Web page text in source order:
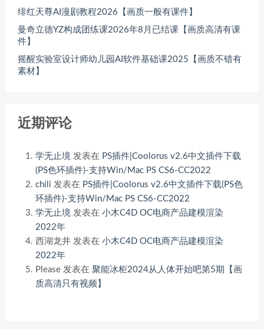
绯红天尊AI漫剧教程2026【画质一般有课件】
曼奇立德YZ构成团练课2026年8月已结课【画质高清有课
件】
摇醒实验室设计师幼儿园AI软件基础课2025【画质不错有
素材】
近期评论
学无止境 发表在 PS插件|Coolorus v2.6中文插件下载
(PS色环插件)-支持Win/Mac PS CS6-CC2022
chili 发表在 PS插件|Coolorus v2.6中文插件下载(PS色
环插件)-支持Win/Mac PS CS6-CC2022
学无止境 发表在 小木C4D OC电商产品建模渲染
2022年
西湖龙井 发表在 小木C4D OC电商产品建模渲染
2022年
Please 发表在 聚能冰柜2024从人体开始吧第5期【画
质高清只有视频】